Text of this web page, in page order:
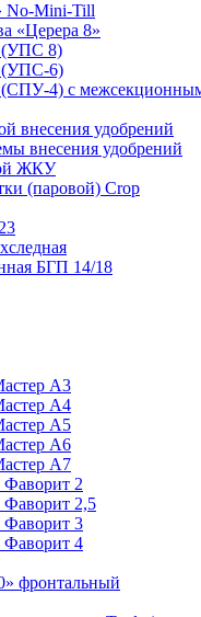
No-Mini-Till
«Церера 8»
(УПС 8)
(УПС-6)
4) с
внесения удобрений
внесения удобрений
ЖКУ
(паровой) Crop
БГП 14/18
А3
А4
А5
А6
А7
2
2,5
3
4
фронтальный